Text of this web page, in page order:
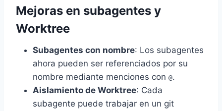
Mejoras en subagentes y
Worktree
Subagentes con nombre: Los subagentes
ahora pueden ser referenciados por su
nombre mediante menciones con @.
Aislamiento de Worktree: Cada
subagente puede trabajar en un git